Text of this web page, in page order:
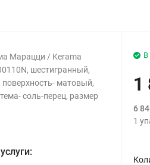
Марацци / Kerama
шестигранный,
матовый,
соль-перец, размер
В
1
6
1